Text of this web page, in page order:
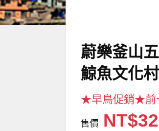
蔚樂釜山
鯨魚文化
★早鳥促銷★前
售價